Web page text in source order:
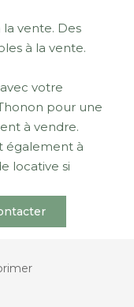
vente. Des
à la vente.
votre
pour une
à vendre.
également à
locative si